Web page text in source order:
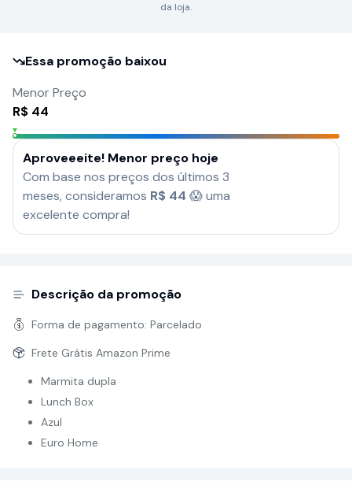
da loja.
Essa promoção baixou
Menor Preço
R$ 44
Aproveeeite! Menor preço hoje
Com base nos preços dos últimos 3
meses, consideramos R$ 44 😱 uma
excelente compra!
Descrição da promoção
Forma de pagamento: Parcelado
Frete Grátis Amazon Prime
Marmita dupla
Lunch Box
Azul
Euro Home